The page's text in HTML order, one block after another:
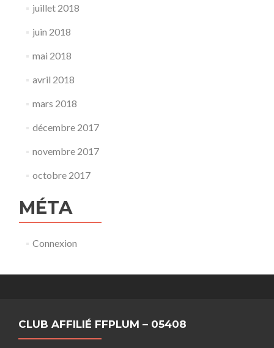
juillet 2018
juin 2018
mai 2018
avril 2018
mars 2018
décembre 2017
novembre 2017
octobre 2017
MÉTA
Connexion
CLUB AFFILIÉ FFPLUM – 05408